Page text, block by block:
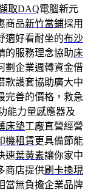
取DAQ電腦新元
商品新竹當鋪採用
適好看耐坐的布沙
的服務理念協助床
劃企業週轉資金借
款護套協助廣大中
完善的價格，救急
能力量感應器及
床墊工廠直營經營
機租賃更具備節能
速葉黃素讓你家中
商店提供刷卡換現
當無負擔企業品牌